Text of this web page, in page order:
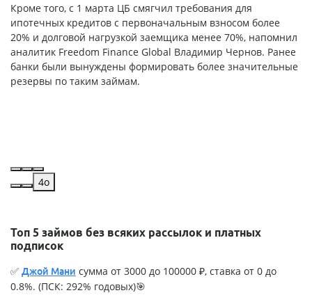
Кроме того, с 1 марта ЦБ смягчил требования для
ипотечных кредитов с первоначальным взносом более
20% и долговой нагрузкой заемщика менее 70%, напомнил
аналитик Freedom Finance Global Владимир Чернов. Ранее
банки были вынуждены формировать более значительные
резервы по таким займам.
4o
Топ 5 займов без всяких рассылок и платных
подписок
✅ Джой Мани сумма от 3000 до 100000 ₽, ставка от 0 до
0.8%. (ПСК: 292% годовых)🎯